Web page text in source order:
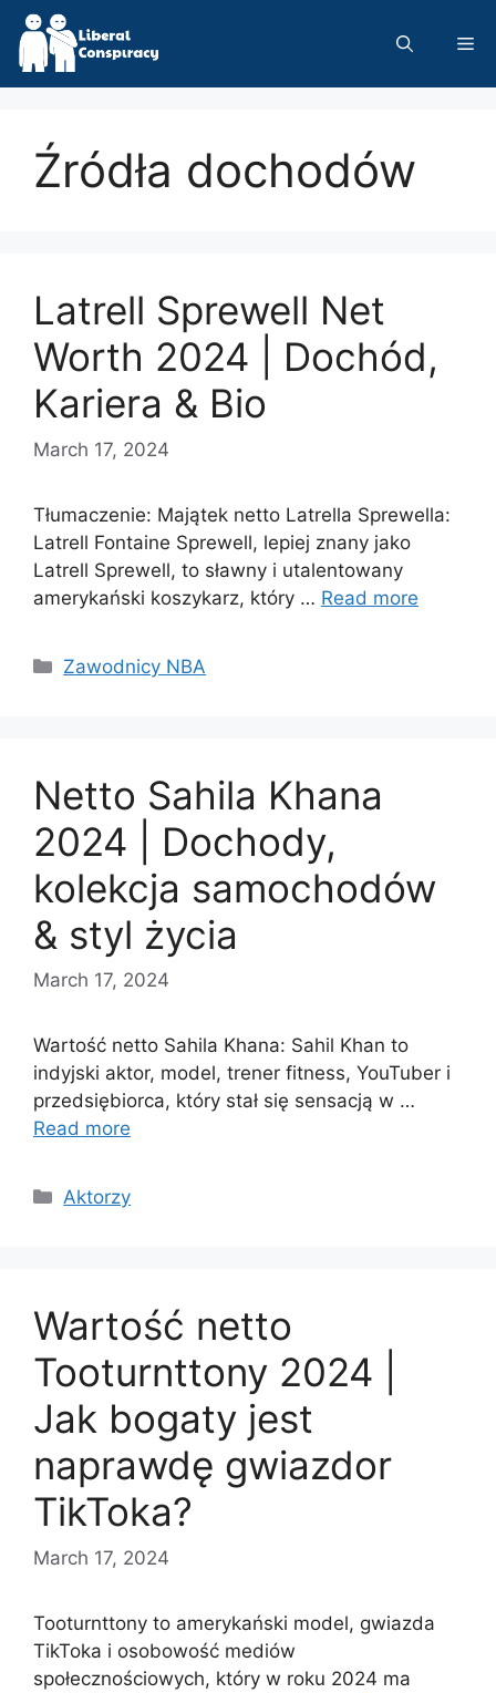
Skip
content
Źródła dochodów
Latrell Sprewell Net
Worth 2024 | Dochód,
Kariera & Bio
March 17, 2024
Tłumaczenie: Majątek netto Latrella Sprewella:
Latrell Fontaine Sprewell, lepiej znany jako
Latrell Sprewell, to sławny i utalentowany
amerykański koszykarz, który … Read more
Categories
Zawodnicy NBA
Netto Sahila Khana
2024 | Dochody,
kolekcja samochodów
& styl życia
March 17, 2024
Wartość netto Sahila Khana: Sahil Khan to
indyjski aktor, model, trener fitness, YouTuber i
przedsiębiorca, który stał się sensacją w …
Read more
Categories
Aktorzy
Wartość netto
Tooturnttony 2024 |
Jak bogaty jest
naprawdę gwiazdor
TikToka?
March 17, 2024
Tooturnttony to amerykański model, gwiazda
TikToka i osobowość mediów
społecznościowych, który w roku 2024 ma